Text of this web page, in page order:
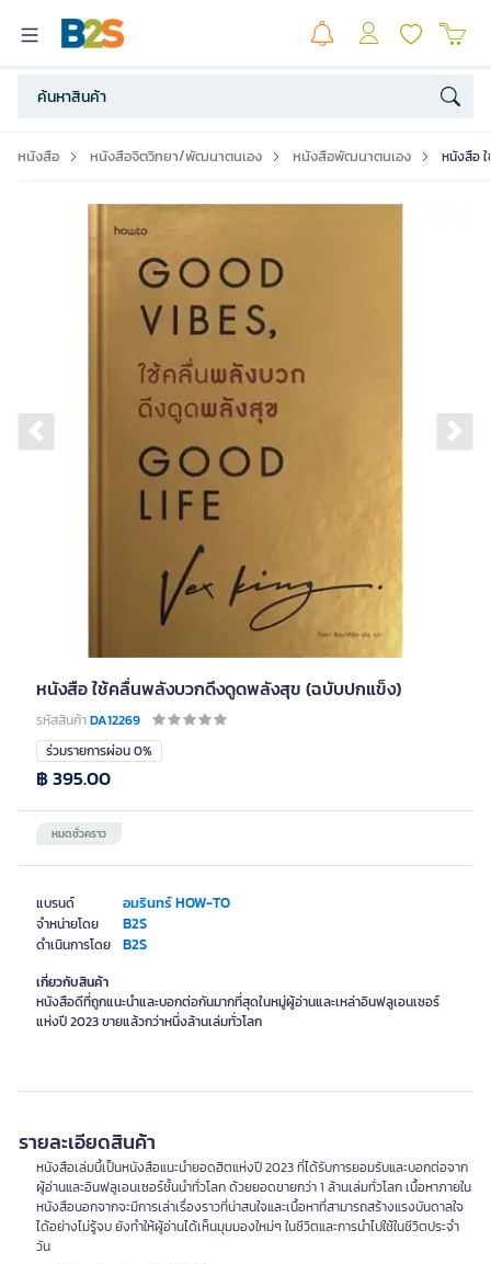
หนังสือ หนังสือจิตวิทยา/พัฒนาตนเอง หนังสือพัฒนาตนเอง หนังสือ
Previous slide
หนังสือ ใช้คลื่นพลังบวกดึงดูดพลังสุข (ฉบับปกแข็ง)
รหัสสินค้าDA12269
แบรนด์ อมรินทร์ HOW-TO
จำหน่ายโดย B2S
ดำเนินการโดย B2S
ร่วมรายการผ่อน 0%
หมดชั่วคราว
฿ 395.00
เกี่ยวกับสินค้า
หนังสือดีที่ถูกแนะนำและบอกต่อกันมากที่สุดในหมู่ผู้อ่านและเหล่าอินฟลูเอนเซอร์
แห่งปี 2023 ขายแล้วกว่าหนึ่งล้านเล่มทั่วโลก
รายละเอียดสินค้า
หนังสือเล่มนี้เป็นหนังสือแนะนำยอดฮิตแห่งปี 2023 ที่ได้รับการยอมรับและบอกต่อจาก
ผู้อ่านและอินฟลูเอนเซอร์ชั้นนำทั่วโลก ด้วยยอดขายกว่า 1 ล้านเล่มทั่วโลก เนื้อหาภายใน
หนังสือนอกจากจะมีการเล่าเรื่องราวที่น่าสนใจและเนื้อหาที่สามารถสร้างแรงบันดาลใจ
ได้อย่างไม่รู้จบ ยังทำให้ผู้อ่านได้เห็นมุมมองใหม่ๆ ในชีวิตและการนำไปใช้ในชีวิตประจำ
วัน